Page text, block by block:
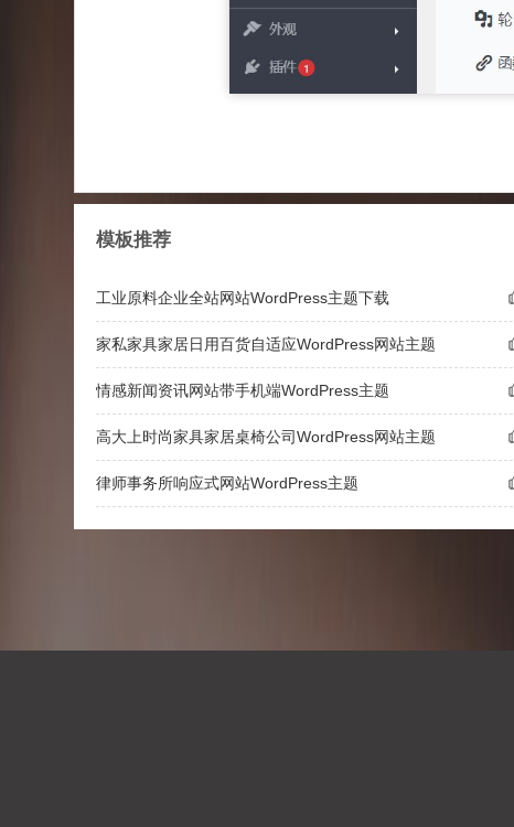
模板推荐
工业原料企业全站网站WordPress主题下载
家私家具家居日用百货自适应WordPress网站主题
情感新闻资讯网站带手机端WordPress主题
高大上时尚家具家居桌椅公司WordPress网站主题
律师事务所响应式网站WordPress主题